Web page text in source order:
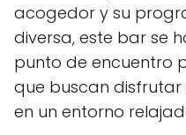
acogedor y su
diversa, este bar se
punto de encuentro
que buscan
en un entorno